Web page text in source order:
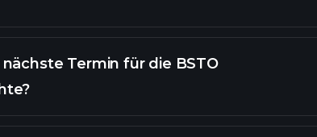
Finanzberichte von BSTO
Termin für die BSTO